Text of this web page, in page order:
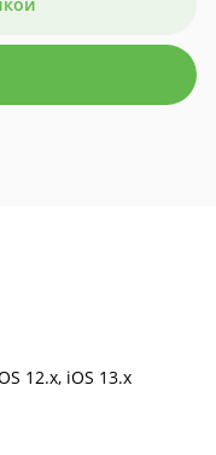
12.x, iOS 13.x